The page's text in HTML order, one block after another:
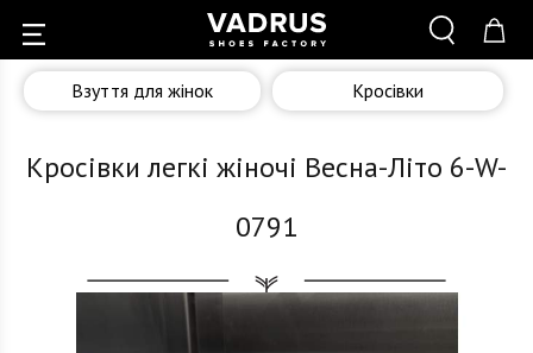
Взуття для жінок Кросівки
Кросівки легкі жіночі Весна-Літо 6-W-
0791